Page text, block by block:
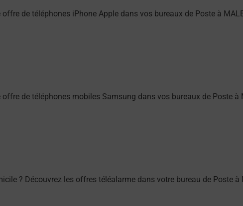
de téléphones iPhone Apple dans vos bureaux de Poste à
de téléphones mobiles Samsung dans vos bureaux de Poste à
? Découvrez les offres téléalarme dans votre bureau de Poste à